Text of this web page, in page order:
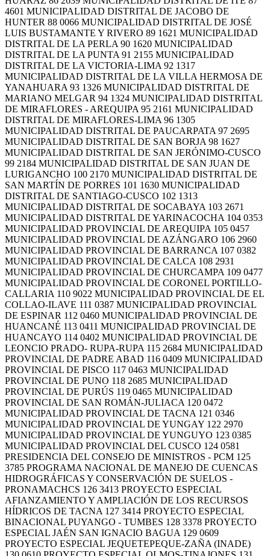
4601 MUNICIPALIDAD DISTRITAL DE JACOBO DE
HUNTER 88 0066 MUNICIPALIDAD DISTRITAL DE JOSÉ
LUIS BUSTAMANTE Y RIVERO 89 1621 MUNICIPALIDAD
DISTRITAL DE LA PERLA 90 1620 MUNICIPALIDAD
DISTRITAL DE LA PUNTA 91 2155 MUNICIPALIDAD
DISTRITAL DE LA VICTORIA-LIMA 92 1317
MUNICIPALIDAD DISTRITAL DE LA VILLA HERMOSA DE
YANAHUARA 93 1326 MUNICIPALIDAD DISTRITAL DE
MARIANO MELGAR 94 1324 MUNICIPALIDAD DISTRITAL
DE MIRAFLORES - AREQUIPA 95 2161 MUNICIPALIDAD
DISTRITAL DE MIRAFLORES-LIMA 96 1305
MUNICIPALIDAD DISTRITAL DE PAUCARPATA 97 2695
MUNICIPALIDAD DISTRITAL DE SAN BORJA 98 1627
MUNICIPALIDAD DISTRITAL DE SAN JERÓNIMO-CUSCO
99 2184 MUNICIPALIDAD DISTRITAL DE SAN JUAN DE
LURIGANCHO 100 2170 MUNICIPALIDAD DISTRITAL DE
SAN MARTÍN DE PORRES 101 1630 MUNICIPALIDAD
DISTRITAL DE SANTIAGO-CUSCO 102 1313
MUNICIPALIDAD DISTRITAL DE SOCABAYA 103 2671
MUNICIPALIDAD DISTRITAL DE YARINACOCHA 104 0353
MUNICIPALIDAD PROVINCIAL DE AREQUIPA 105 0457
MUNICIPALIDAD PROVINCIAL DE AZÁNGARO 106 2960
MUNICIPALIDAD PROVINCIAL DE BARRANCA 107 0382
MUNICIPALIDAD PROVINCIAL DE CALCA 108 2931
MUNICIPALIDAD PROVINCIAL DE CHURCAMPA 109 0477
MUNICIPALIDAD PROVINCIAL DE CORONEL PORTILLO-
CALLARIA 110 9022 MUNICIPALIDAD PROVINCIAL DE EL
COLLAO-ILAVE 111 0387 MUNICIPALIDAD PROVINCIAL
DE ESPINAR 112 0460 MUNICIPALIDAD PROVINCIAL DE
HUANCANÉ 113 0411 MUNICIPALIDAD PROVINCIAL DE
HUANCAYO 114 0402 MUNICIPALIDAD PROVINCIAL DE
LEONCIO PRADO- RUPA-RUPA 115 2684 MUNICIPALIDAD
PROVINCIAL DE PADRE ABAD 116 0409 MUNICIPALIDAD
PROVINCIAL DE PISCO 117 0463 MUNICIPALIDAD
PROVINCIAL DE PUNO 118 2685 MUNICIPALIDAD
PROVINCIAL DE PURÚS 119 0465 MUNICIPALIDAD
PROVINCIAL DE SAN ROMÁN-JULIACA 120 0472
MUNICIPALIDAD PROVINCIAL DE TACNA 121 0346
MUNICIPALIDAD PROVINCIAL DE YUNGAY 122 2970
MUNICIPALIDAD PROVINCIAL DE YUNGUYO 123 0385
MUNICIPALIDAD PROVINCIAL DEL CUSCO 124 0581
PRESIDENCIA DEL CONSEJO DE MINISTROS - PCM 125
3785 PROGRAMA NACIONAL DE MANEJO DE CUENCAS
HIDROGRÁFICAS Y CONSERVACIÓN DE SUELOS -
PRONAMACHCS 126 3413 PROYECTO ESPECIAL
AFIANZAMIENTO Y AMPLIACIÓN DE LOS RECURSOS
HÍDRICOS DE TACNA 127 3414 PROYECTO ESPECIAL
BINACIONAL PUYANGO - TUMBES 128 3378 PROYECTO
ESPECIAL JAÉN SAN IGNACIO BAGUA 129 0609
PROYECTO ESPECIAL JEQUETEPEQUE-ZAÑA (INADE)